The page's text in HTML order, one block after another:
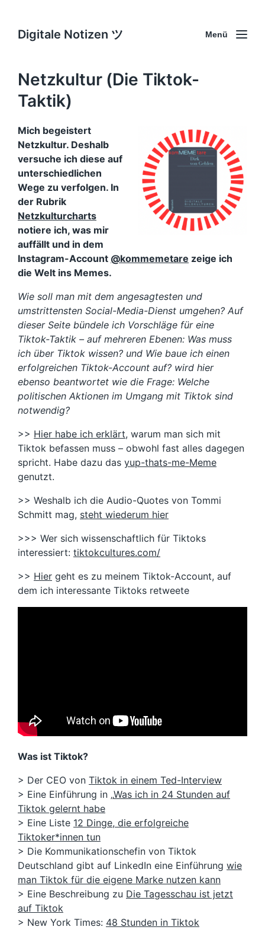
Digitale Notizen ツ Menü
Netzkultur (Die Tiktok-
Taktik)
Mich begeistert
Netzkultur. Deshalb
versuche ich diese auf
unterschiedlichen
Wege zu verfolgen. In
der Rubrik
Netzkulturcharts
notiere ich, was mir
auffällt und in dem
Instagram-Account @kommemetare zeige ich
die Welt ins Memes.
Wie soll man mit dem angesagtesten und
umstrittensten Social-Media-Dienst umgehen? Auf
dieser Seite bündele ich Vorschläge für eine
Tiktok-Taktik – auf mehreren Ebenen: Was muss
ich über Tiktok wissen? und Wie baue ich einen
erfolgreichen Tiktok-Account auf? wird hier
ebenso beantwortet wie die Frage: Welche
politischen Aktionen im Umgang mit Tiktok sind
notwendig?
>> Hier habe ich erklärt, warum man sich mit
Tiktok befassen muss – obwohl fast alles dagegen
spricht. Habe dazu das yup-thats-me-Meme
genutzt.
>> Weshalb ich die Audio-Quotes von Tommi
Schmitt mag, steht wiederum hier
>>> Wer sich wissenschaftlich für Tiktoks
interessiert: tiktokcultures.com/
>> Hier geht es zu meinem Tiktok-Account, auf
dem ich interessante Tiktoks retweete
Was ist Tiktok?
> Der CEO von Tiktok in einem Ted-Interview
> Eine Einführung in „Was ich in 24 Stunden auf
Tiktok gelernt habe
> Eine Liste 12 Dinge, die erfolgreiche
Tiktoker*innen tun
> Die Kommunikationschefin von Tiktok
Deutschland gibt auf LinkedIn eine Einführung wie
man Tiktok für die eigene Marke nutzen kann
> Eine Beschreibung zu Die Tagesschau ist jetzt
auf Tiktok
> New York Times: 48 Stunden in Tiktok